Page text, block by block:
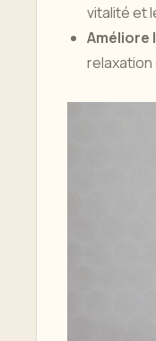
vitalité et
Améliore
relaxation